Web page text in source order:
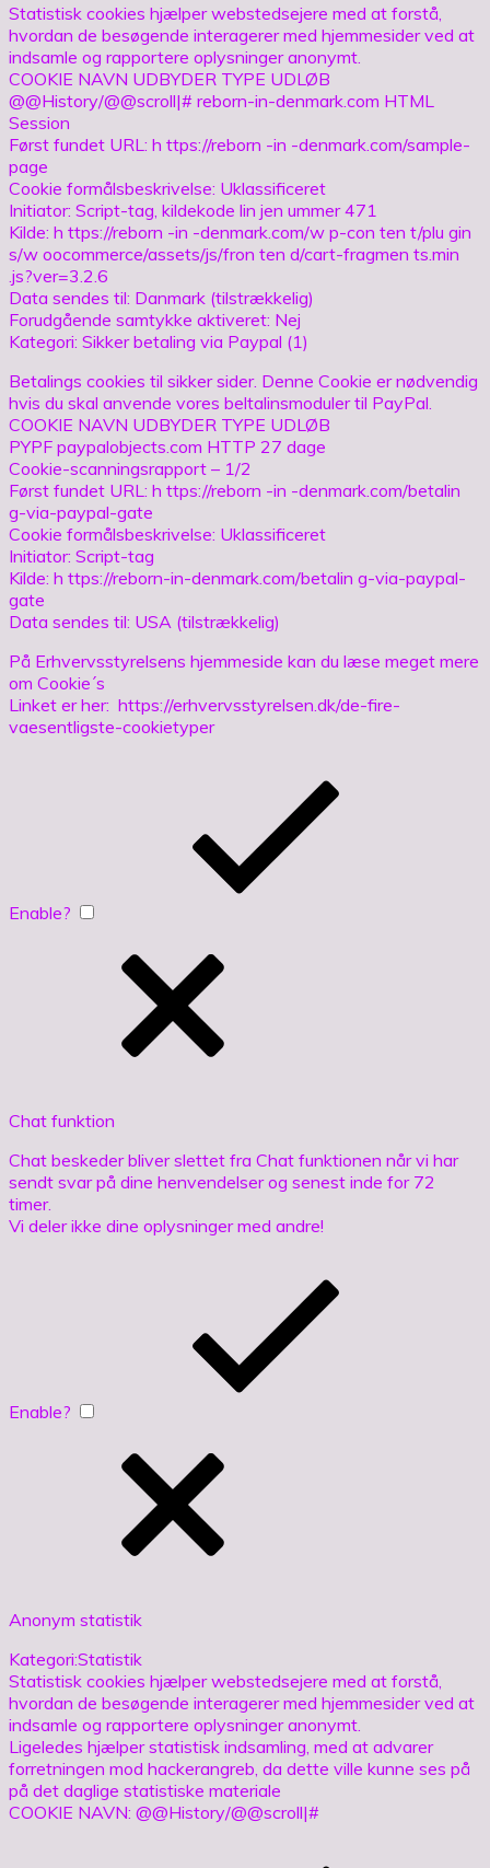
Statistisk cookies hjælper webstedsejere med at forstå,
hvordan de besøgende interagerer med hjemmesider ved at
indsamle og rapportere oplysninger anonymt.
COOKIE NAVN UDBYDER TYPE UDLØB
@@History/@@scroll|# reborn-in-denmark.com HTML
Session
Først fundet URL: h ttps://reborn -in -denmark.com/sample-
page
Cookie formålsbeskrivelse: Uklassificeret
Initiator: Script-tag, kildekode lin jen ummer 471
Kilde: h ttps://reborn -in -denmark.com/w p-con ten t/plu gin
s/w oocommerce/assets/js/fron ten d/cart-fragmen ts.min
.js?ver=3.2.6
Data sendes til: Danmark (tilstrækkelig)
Forudgående samtykke aktiveret: Nej
Kategori: Sikker betaling via Paypal (1)
Betalings cookies til sikker sider. Denne Cookie er nødvendig
hvis du skal anvende vores beltalinsmoduler til PayPal.
COOKIE NAVN UDBYDER TYPE UDLØB
PYPF paypalobjects.com HTTP 27 dage
Cookie-scanningsrapport – 1/2
Først fundet URL: h ttps://reborn -in -denmark.com/betalin
g-via-paypal-gate
Cookie formålsbeskrivelse: Uklassificeret
Initiator: Script-tag
Kilde: h ttps://reborn-in-denmark.com/betalin g-via-paypal-
gate
Data sendes til: USA (tilstrækkelig)
På Erhvervsstyrelsens hjemmeside kan du læse meget mere
om Cookie´s
Linket er her: https://erhvervsstyrelsen.dk/de-fire-
vaesentligste-cookietyper
Enable?
Chat funktion
Chat beskeder bliver slettet fra Chat funktionen når vi har
sendt svar på dine henvendelser og senest inde for 72
timer.
Vi deler ikke dine oplysninger med andre!
Enable?
Anonym statistik
Kategori:Statistik
Statistisk cookies hjælper webstedsejere med at forstå,
hvordan de besøgende interagerer med hjemmesider ved at
indsamle og rapportere oplysninger anonymt.
Ligeledes hjælper statistisk indsamling, med at advarer
forretningen mod hackerangreb, da dette ville kunne ses på
på det daglige statistiske materiale
COOKIE NAVN: @@History/@@scroll|#